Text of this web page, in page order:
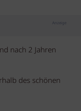
Anzeige
nach 2 Jahren
des schönen